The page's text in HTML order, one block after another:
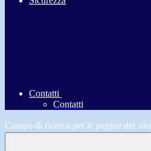
Contatti
Contatti
Campo di ricerca per le pagine del sito